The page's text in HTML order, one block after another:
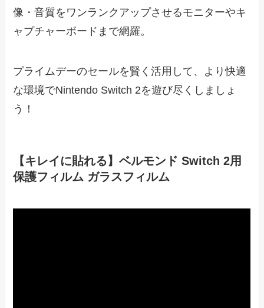
像・音質をワンランクアップさせるモニターやキ
ャプチャーボードまで網羅。
プライムデーのセールを賢く活用して、より快適
な環境でNintendo Switch 2を遊び尽くしましょ
う！
【キレイに貼れる】ベルモンド Switch 2用
保護フィルム ガラスフィルム